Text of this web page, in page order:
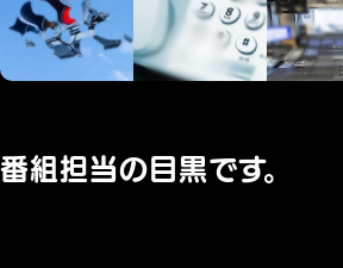
番組担当の目黒です。